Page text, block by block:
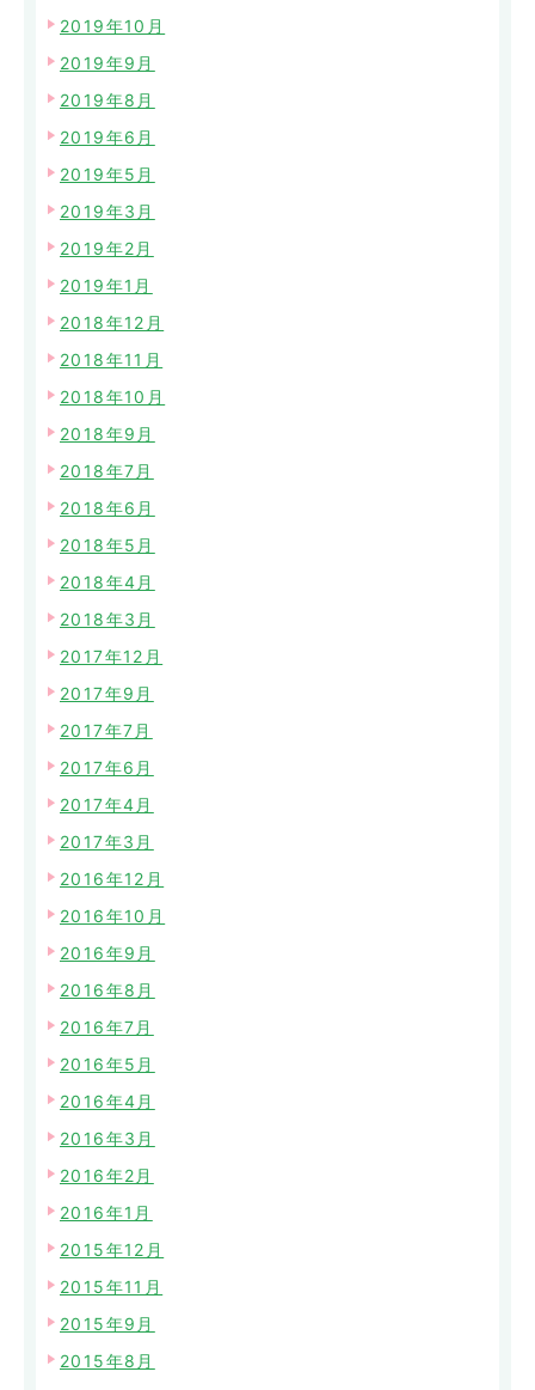
2019年10月
2019年9月
2019年8月
2019年6月
2019年5月
2019年3月
2019年2月
2019年1月
2018年12月
2018年11月
2018年10月
2018年9月
2018年7月
2018年6月
2018年5月
2018年4月
2018年3月
2017年12月
2017年9月
2017年7月
2017年6月
2017年4月
2017年3月
2016年12月
2016年10月
2016年9月
2016年8月
2016年7月
2016年5月
2016年4月
2016年3月
2016年2月
2016年1月
2015年12月
2015年11月
2015年9月
2015年8月